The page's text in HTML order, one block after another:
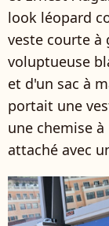
look léopard
veste courte à
voluptueuse
et d'un sac à
portait une
une chemise
attaché avec